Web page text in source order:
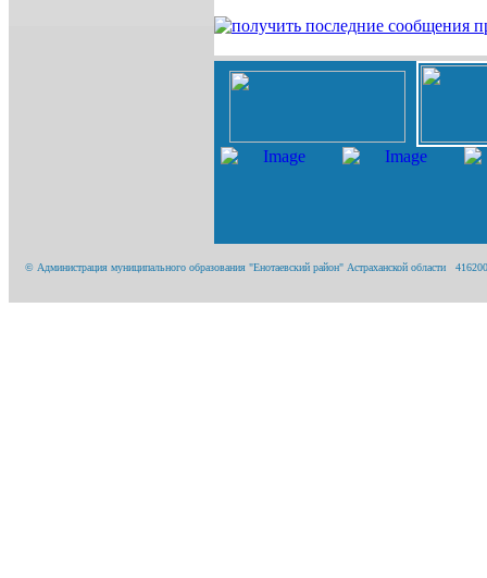
© Администрация муниципального образования "Енотаевский район" Астраханской области